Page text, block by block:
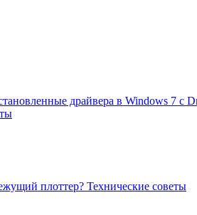
драйвера в Windows 7 с
плоттер? Технические советы